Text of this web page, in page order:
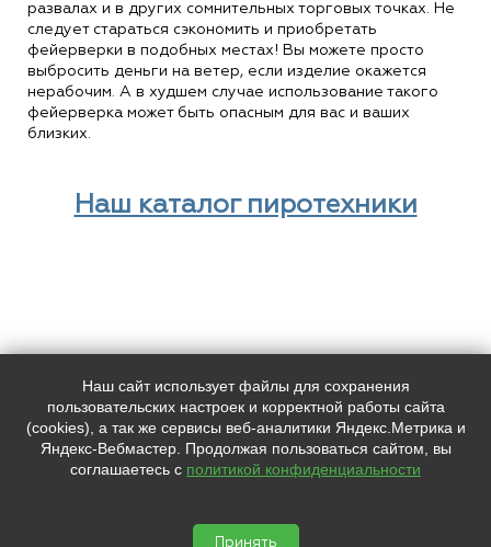
развалах и в других сомнительных торговых точках. Не
следует стараться сэкономить и приобретать
фейерверки в подобных местах! Вы можете просто
выбросить деньги на ветер, если изделие окажется
нерабочим. А в худшем случае использование такого
фейерверка может быть опасным для вас и ваших
близких.
Наш каталог пиротехники
SHOW.FEERVERKIN
Наш адрес:
г. Санкт-Петербург, ул. Смолячкова,
4/2
Контакты:
+7 (812) 385-57-11
+7 ( 981) 758-68-31
info@feerverkin.ru
Мы в социальных сетях:
Наш сайт использует файлы для сохранения
пользовательских настроек и корректной работы сайта
(cookies), а так же сервисы веб-аналитики Яндекс.Метрика и
Яндекс-Вебмастер. Продолжая пользоваться сайтом, вы
соглашаетесь с политикой конфиденциальности
Принять